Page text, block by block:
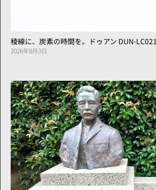
稜線に、炭素の時間を。ドゥアン DUN-LC021
2026年8月3日